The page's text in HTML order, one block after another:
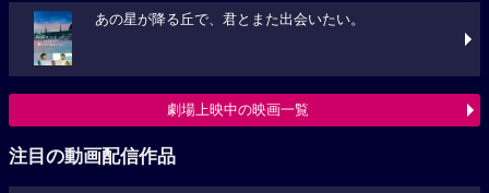
あの星が降る丘で、君とまた出会いたい。
劇場上映中の映画一覧
注目の動画配信作品